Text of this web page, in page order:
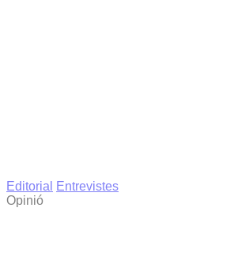
Editorial
Entrevistes
Opinió